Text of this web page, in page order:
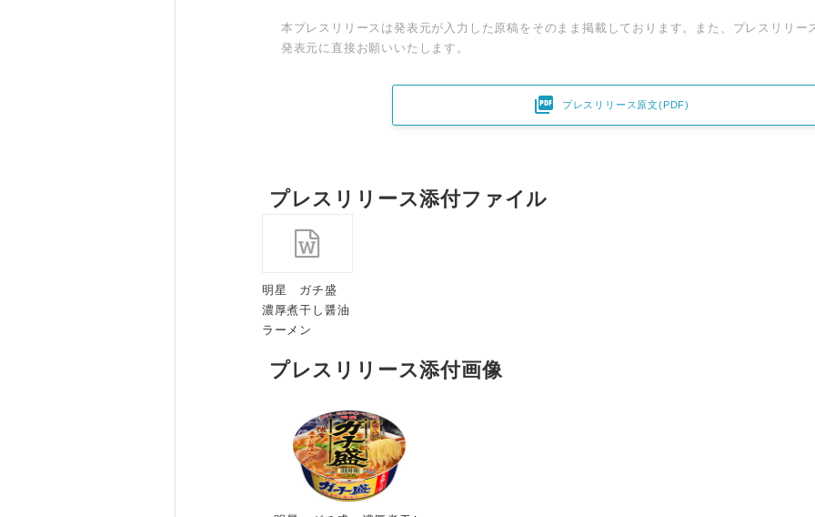
本プレスリリースは発表元が入力した原稿をそのまま掲載しております。また、プレスリリー
発表元に直接お願いいたします。
 プレスリリース原文(PDF)
プレスリリース添付ファイル
明星 ガチ盛
濃厚煮干し醤油
ラーメン
プレスリリース添付画像